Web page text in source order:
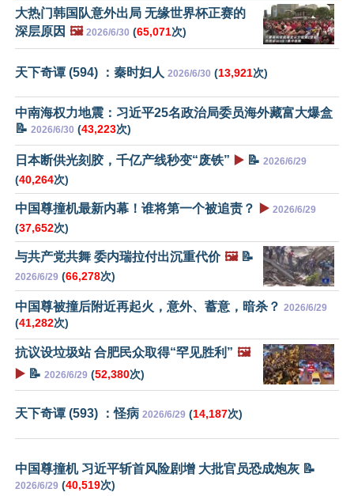
大热门韩国队意外出局 无缘世界杯正赛的
深层原因 🖼️ 2026/6/30 (65,071次)
天下奇谭 (594) ：秦时妇人 2026/6/30 (13,921次)
中南海权力地震：习近平25名政治局委员海外藏富大爆盒
📝 2026/6/30 (43,223次)
日本断供光刻胶，千亿产线秒变“废铁” ▶️ 📝 2026/6/29
(40,264次)
中国尊撞机最新内幕！谁将第一个被追责？ ▶️ 2026/6/29
(37,652次)
与共产党共舞 委内瑞拉付出沉重代价 🖼️📝
2026/6/29 (66,278次)
中国尊被撞后附近再起火，意外、蓄意，暗杀？ 2026/6/29
(41,282次)
抗议设垃圾站 合肥民众取得“罕见胜利” 🖼️
▶️ 📝 2026/6/29 (52,380次)
天下奇谭 (593) ：怪病 2026/6/29 (14,187次)
中国尊撞机 习近平斩首风险剧增 大批官员恐成炮灰 📝
2026/6/29 (40,519次)